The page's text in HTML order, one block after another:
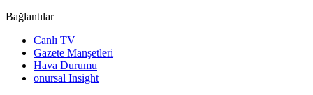
Bağlantılar
Canlı TV
Gazete Manşetleri
Hava Durumu
onursal Insight